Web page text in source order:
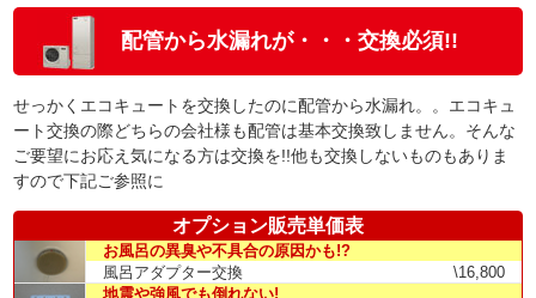
配管から水漏れが・・・交換必須!!
せっかくエコキュートを交換したのに配管から水漏れ。。エコキュ
ート交換の際どちらの会社様も配管は基本交換致しません。そんな
ご要望にお応え気になる方は交換を!!他も交換しないものもありま
すので下記ご参照に
オプション販売単価表
お風呂の異臭や不具合の原因かも!?
風呂アダプター交換
\16,800
地震や強風でも倒れない!